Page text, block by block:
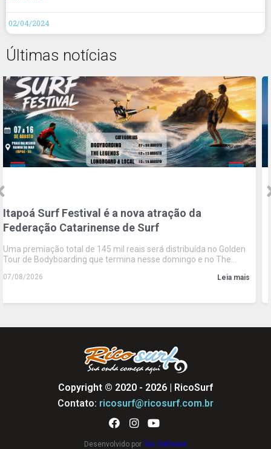
02/04/2024
Últimas notícias
Golden
The
Leia mais
WSL | VIVO Rio Pro movimenta R$188
registra recorde de impacto em
quinto ano consecutivo
Relatório da EY mostra evolução contínua da etapa
WSL, impulsionada pelo crescimento do turismo, das
Copyright © 2020 - 2026 | RicoSurf
Contato: ricosurf@ricosurf.com.br
Desenvolvido por Tec Software